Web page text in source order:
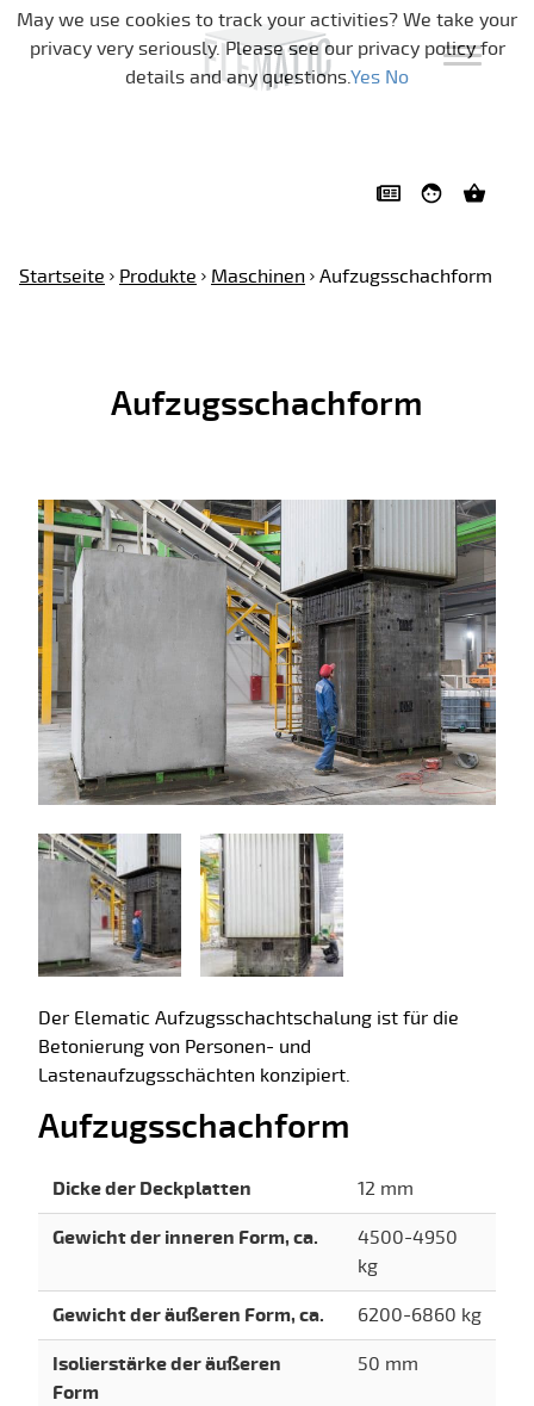
Navigation überspringen
Startseite Produkte Maschinen Aufzugsschachform
Aufzugsschachform
Der Elematic Aufzugsschachtschalung ist für die
Betonierung von Personen- und
Lastenaufzugsschächten konzipiert.
Aufzugsschachform
Dicke der Deckplatten 12 mm
Gewicht der inneren Form, ca.
4500-4950
kg
Gewicht der äußeren Form, ca. 6200-6860 kg
Isolierstärke der äußeren
Form
50 mm
May we use cookies to track your activities? We take your
privacy very seriously. Please see our privacy policy for
details and any questions.Yes No